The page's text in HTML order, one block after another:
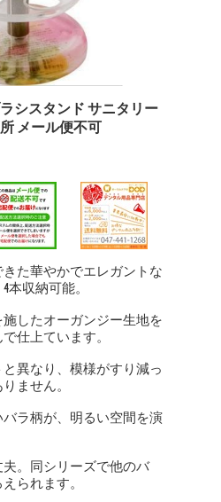
シスタンド サニタリー
メール便不可
きた華やかでエレガントな
本収納可能。
したオーガンジー生地を
仕上ています。
異なり、模様がすり減っ
ません。
ラ柄が、明るい空間を演
。同シリーズで他のバ
られます。